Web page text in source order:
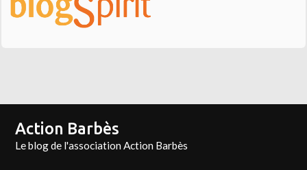
Action Barbès
Le blog de l'association Action Barbès